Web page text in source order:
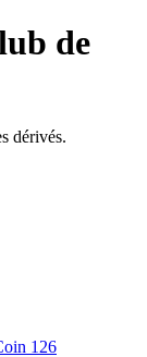
de
dérivés.
126